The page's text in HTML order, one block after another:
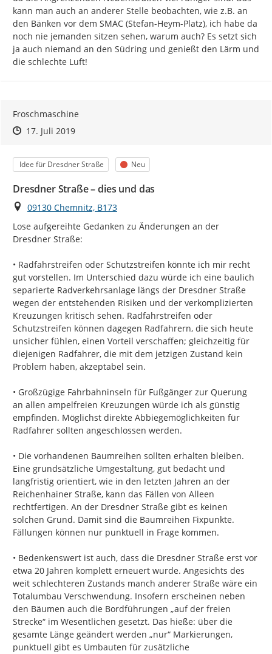
kann man auch an anderer Stelle beobachten, wie z.B. an
den Bänken vor dem SMAC (Stefan-Heym-Platz), ich habe da
noch nie jemanden sitzen sehen, warum auch? Es setzt sich
ja auch niemand an den Südring und genießt den Lärm und
die schlechte Luft!
Froschmaschine
Zeitpunkt des Erstellens
Zeitpunkt des Erstellens
17. Juli 2019Zur Äußerung
Kategorie
Idee für Dresdner Straße Status
Neu
Dresdner Straße – dies und das
Ort
09130 Chemnitz, B173
Lose aufgereihte Gedanken zu Änderungen an der
Dresdner Straße:
• Radfahrstreifen oder Schutzstreifen könnte ich mir recht
gut vorstellen. Im Unterschied dazu würde ich eine baulich
separierte Radverkehrsanlage längs der Dresdner Straße
wegen der entstehenden Risiken und der verkomplizierten
Kreuzungen kritisch sehen. Radfahrstreifen oder
Schutzstreifen können dagegen Radfahrern, die sich heute
unsicher fühlen, einen Vorteil verschaffen; gleichzeitig für
diejenigen Radfahrer, die mit dem jetzigen Zustand kein
Problem haben, akzeptabel sein.
• Großzügige Fahrbahninseln für Fußgänger zur Querung
an allen ampelfreien Kreuzungen würde ich als günstig
empfinden. Möglichst direkte Abbiegemöglichkeiten für
Radfahrer sollten angeschlossen werden.
• Die vorhandenen Baumreihen sollten erhalten bleiben.
Eine grundsätzliche Umgestaltung, gut bedacht und
langfristig orientiert, wie in den letzten Jahren an der
Reichenhainer Straße, kann das Fällen von Alleen
rechtfertigen. An der Dresdner Straße gibt es keinen
solchen Grund. Damit sind die Baumreihen Fixpunkte.
Fällungen können nur punktuell in Frage kommen.
• Bedenkenswert ist auch, dass die Dresdner Straße erst vor
etwa 20 Jahren komplett erneuert wurde. Angesichts des
weit schlechteren Zustands manch anderer Straße wäre ein
Totalumbau Verschwendung. Insofern erscheinen neben
den Bäumen auch die Bordführungen „auf der freien
Strecke“ im Wesentlichen gesetzt. Das hieße: über die
gesamte Länge geändert werden „nur“ Markierungen,
punktuell gibt es Umbauten für zusätzliche